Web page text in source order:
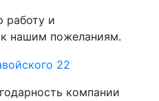
работу и
нашим пожеланиям.
компании